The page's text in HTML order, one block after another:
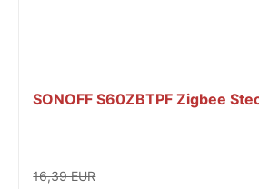
SONOFF S60ZBTPF Zigbee
16,39 EUR